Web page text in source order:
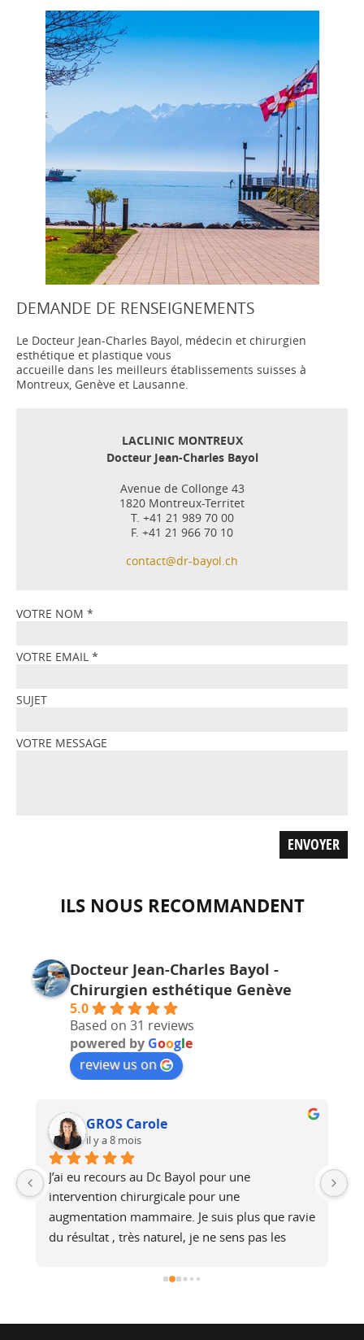
DEMANDE DE RENSEIGNEMENTS
Le Docteur Jean-Charles Bayol, médecin et chirurgien
esthétique et plastique vous
accueille dans les meilleurs établissements suisses à
Montreux, Genève et Lausanne.
LACLINIC MONTREUX
Docteur Jean-Charles Bayol
Avenue de Collonge 43
1820 Montreux-Territet
T. +41 21 989 70 00
F. +41 21 966 70 10
contact@dr-bayol.ch
VOTRE NOM *
VOTRE EMAIL *
SUJET
VOTRE MESSAGE
ILS NOUS RECOMMANDENT
Docteur Jean-Charles Bayol -
Chirurgien esthétique Genève
5.0
Based on 31 reviews
powered by Google
review us on
Solène André
il y a 9 mois
Le docteur Bayol est très consciencieux et
bienveillant, il prends le temps de répondre
aux questions et essaie de comprendre les
attentes, en expliquant ce qui est faisable ou
je recommandeSolene